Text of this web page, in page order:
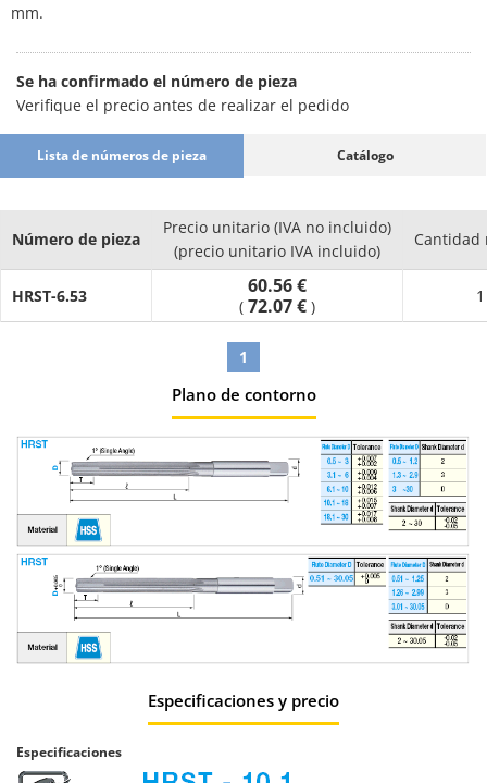
mm.
Se ha confirmado el número de pieza
Verifique el precio antes de realizar el pedido
Lista de números de pieza Catálogo
Número de pieza
Precio unitario (IVA no incluido)
(precio unitario IVA incluido)
Cantidad
HRST-6.53 60.56 €
( 72.07 € )
1
Plano de contorno
Especificaciones y precio
Especificaciones